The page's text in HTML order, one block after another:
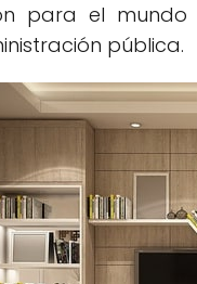
para el
pública.